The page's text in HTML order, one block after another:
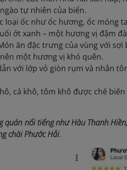
tự nhiên của biển.
loại ốc như ốc hương, ốc móng
ớt xanh – một hương vị đậm
ăn đặc trưng của vùng với
một hương vị khó quên.
với lớp vỏ giòn rụm và nhân
cá khô, tôm khô được chế
nổi tiếng như Hàu Thanh
chài Phước Hải.